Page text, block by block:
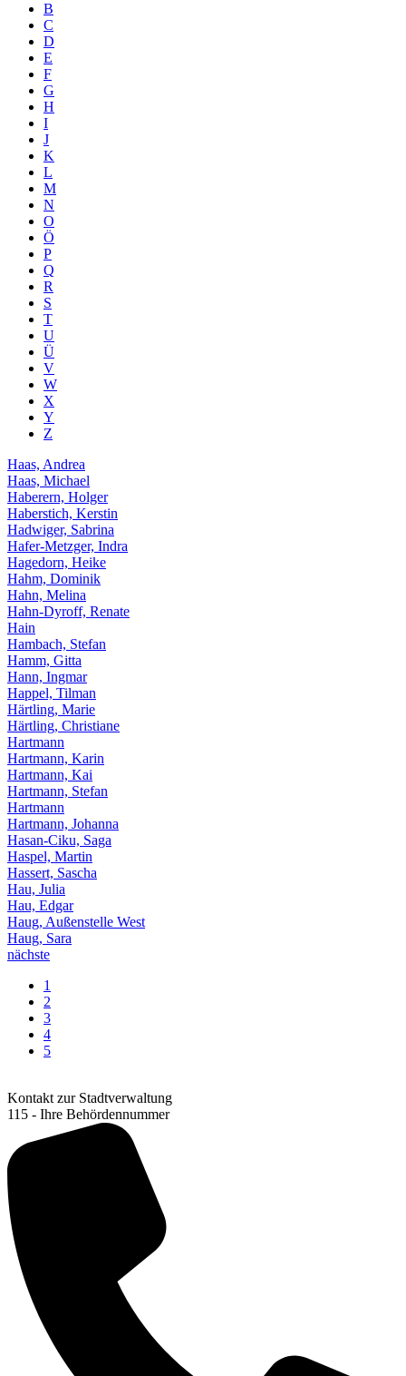
B
C
D
E
F
G
H
I
J
K
L
M
N
O
Ö
P
Q
R
S
T
U
Ü
V
W
X
Y
Z
Haas, Andrea
Haas, Michael
Haberern, Holger
Haberstich, Kerstin
Hadwiger, Sabrina
Hafer-Metzger, Indra
Hagedorn, Heike
Hahm, Dominik
Hahn, Melina
Hahn-Dyroff, Renate
Hain
Hambach, Stefan
Hamm, Gitta
Hann, Ingmar
Happel, Tilman
Härtling, Marie
Härtling, Christiane
Hartmann
Hartmann, Karin
Hartmann, Kai
Hartmann, Stefan
Hartmann
Hartmann, Johanna
Hasan-Ciku, Saga
Haspel, Martin
Hassert, Sascha
Hau, Julia
Hau, Edgar
Haug, Außenstelle West
Haug, Sara
nächste
1
2
3
4
5
Kontakt zur Stadtverwaltung
115 - Ihre Behördennummer